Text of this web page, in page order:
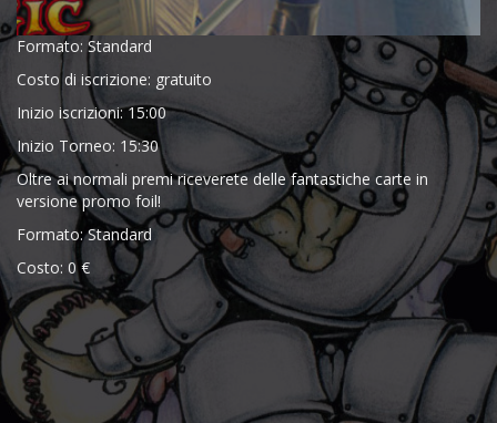
Formato: Standard
Costo di iscrizione: gratuito
Inizio iscrizioni: 15:00
Inizio Torneo: 15:30
Oltre ai normali premi riceverete delle fantastiche carte in
versione promo foil!
Formato: Standard
Costo: 0 €